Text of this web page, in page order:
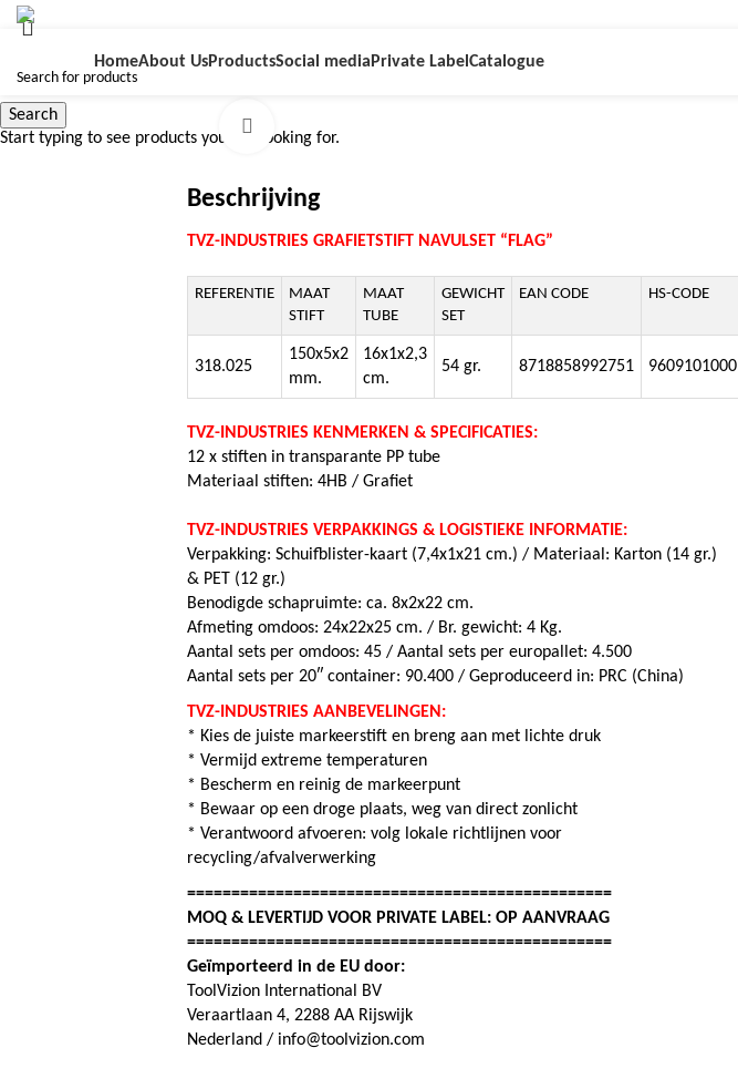
HomeAbout UsProductsSocial media Private Label Catalogue
Beschrijving
TVZ-INDUSTRIES GRAFIETSTIFT NAVULSET “FLAG”
REFERENTIE
MAAT
STIFT
MAAT
TUBE
GEWICHT
SET
EAN CODE HS-CODE
318.025
150x5x2
mm.
16x1x2,3
cm.
54 gr. 8718858992751 9609101000
TVZ-INDUSTRIES KENMERKEN & SPECIFICATIES:
12 x stiften in transparante PP tube
Materiaal stiften: 4HB / Grafiet
TVZ-INDUSTRIES VERPAKKINGS & LOGISTIEKE INFORMATIE:
Verpakking: Schuifblister-kaart (7,4x1x21 cm.) / Materiaal: Karton (14 gr.)
& PET (12 gr.)
Benodigde schapruimte: ca. 8x2x22 cm.
Afmeting omdoos: 24x22x25 cm. / Br. gewicht: 4 Kg.
Aantal sets per omdoos: 45 / Aantal sets per europallet: 4.500
Aantal sets per 20″ container: 90.400 / Geproduceerd in: PRC (China)
TVZ-INDUSTRIES AANBEVELINGEN:
* Kies de juiste markeerstift en breng aan met lichte druk
* Vermijd extreme temperaturen
* Bescherm en reinig de markeerpunt
* Bewaar op een droge plaats, weg van direct zonlicht
* Verantwoord afvoeren: volg lokale richtlijnen voor
recycling/afvalverwerking
================================================
MOQ & LEVERTIJD VOOR PRIVATE LABEL: OP AANVRAAG
================================================
Geïmporteerd in de EU door:
ToolVizion International BV
Veraartlaan 4, 2288 AA Rijswijk
Nederland / info@toolvizion.com
Search
Start typing to see products you are looking for.